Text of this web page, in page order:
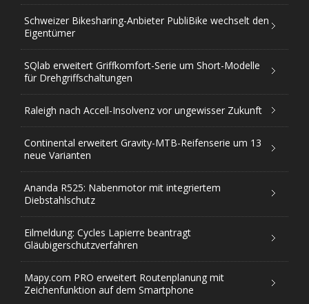
Schweizer Bikesharing-Anbieter PubliBike wechselt den
Eigentümer
SQlab erweitert Griffkomfort-Serie um Short-Modelle
für Drehgriffschaltungen
Raleigh nach Accell-Insolvenz vor ungewisser Zukunft
Continental erweitert Gravity-MTB-Reifenserie um 13
neue Varianten
Ananda R525: Nabenmotor mit integriertem
Diebstahlschutz
Eilmeldung: Cycles Lapierre beantragt
Gläubigerschutzverfahren
Mapy.com PRO erweitert Routenplanung mit
Zeichenfunktion auf dem Smartphone